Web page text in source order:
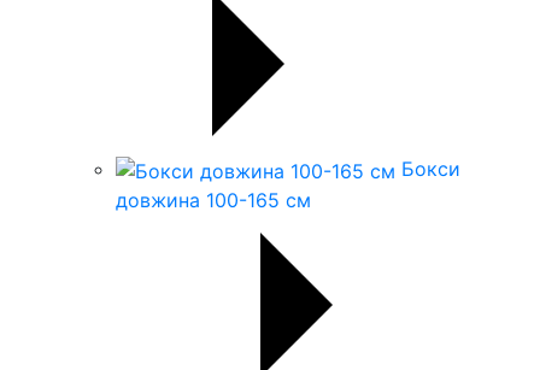
Бокси
довжина 100-165 см